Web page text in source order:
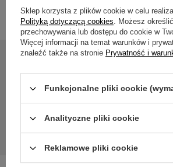
24 miesiące
Gwarancja 24 miesiące od dnia
dowód zakupu do reklamacji.
Sklep korzysta z plików cookie w celu
Polityką dotyczącą cookies. Możesz
przechowywania lub dostępu do cookie w
Więcej informacji na temat warunków i
znaleźć także na stronie Prywatność i
Funkcjonalne pliki cookie
Analityczne pliki cookie
Reklamowe pliki cookie